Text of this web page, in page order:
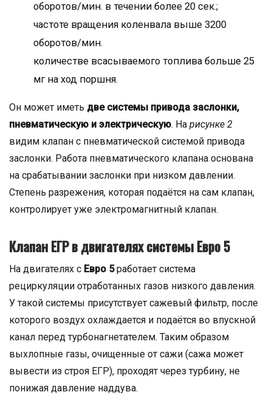
оборотов/мин. в течении более 20 сек.;
частоте вращения коленвала выше 3200
оборотов/мин.
количестве всасываемого топлива больше 25
мг на ход поршня.
Он может иметь две системы привода заслонки,
пневматическую и электрическую. На рисунке 2
видим клапан с пневматической системой привода
заслонки. Работа пневматического клапана основана
на срабатывании заслонки при низком давлении.
Степень разрежения, которая подаётся на сам клапан,
контролирует уже электромагнитный клапан.
Клапан ЕГР в двигателях системы Евро 5
На двигателях с Евро 5работает система
рециркуляции отработанных газов низкого давления.
У такой системы присутствует сажевый фильтр, после
которого воздух охлаждается и подаётся во впускной
канал перед турбонагнетателем. Таким образом
выхлопные газы, очищенные от сажи (сажа может
вывести из строя ЕГР), проходят через турбину, не
понижая давление наддува.